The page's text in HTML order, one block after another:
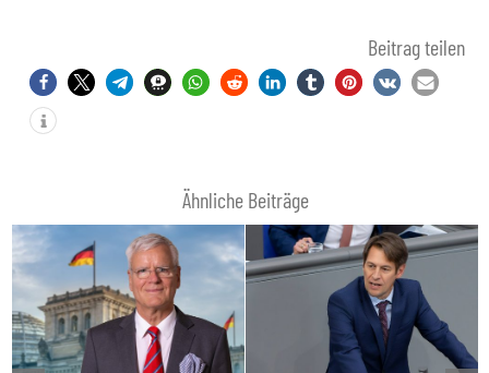
Beitrag teilen
Ähnliche Beiträge